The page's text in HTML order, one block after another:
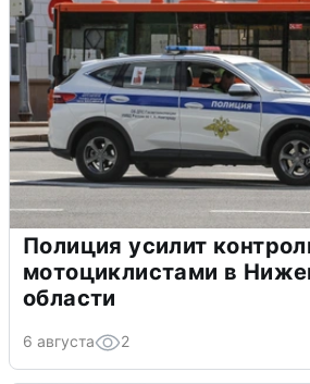
Полиция усилит
мотоциклистами в
области
6 августа 2